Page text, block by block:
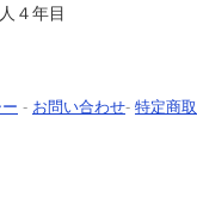
４年目
- お問い合わせ- 特定商